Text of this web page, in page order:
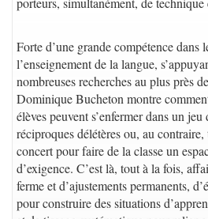
Forte d’une grande compétence dans
l’enseignement de la langue,
nombreuses recherches au plus près
Dominique Bucheton montre
élèves peuvent s’enfermer dans un jeu
réciproques délétères ou, au
concert pour faire de la classe un
d’exigence. C’est là, tout à la fois,
ferme et d’ajustements permanents,
pour construire des situations